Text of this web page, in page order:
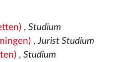
, Studium
,Jurist Studium
, Studium